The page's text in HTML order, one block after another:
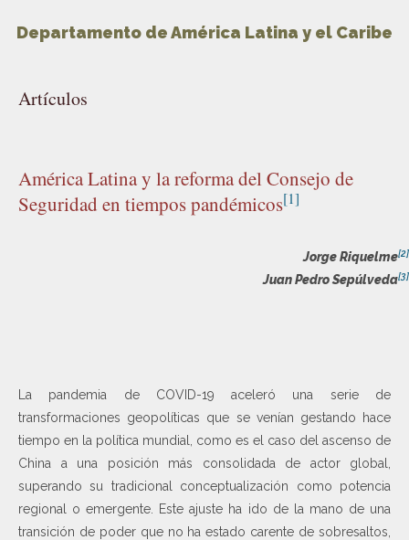
Departamento de América Latina y el Caribe
Artículos
América Latina y la reforma del Consejo de
Seguridad en tiempos pandémicos[1]
Jorge Riquelme[2]
Juan Pedro Sepúlveda[3]
La pandemia de COVID-19 aceleró una serie de
transformaciones geopolíticas que se venían gestando hace
tiempo en la política mundial, como es el caso del ascenso de
China a una posición más consolidada de actor global,
superando su tradicional conceptualización como potencia
regional o emergente. Este ajuste ha ido de la mano de una
transición de poder que no ha estado carente de sobresaltos,